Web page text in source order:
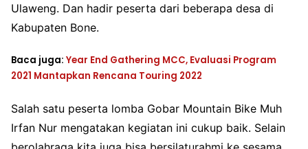
Ulaweng. Dan hadir peserta dari beberapa desa di
Kabupaten Bone.
Baca juga: Year End Gathering MCC, Evaluasi Program
2021 Mantapkan Rencana Touring 2022
Salah satu peserta lomba Gobar Mountain Bike Muh
Irfan Nur mengatakan kegiatan ini cukup baik. Selain